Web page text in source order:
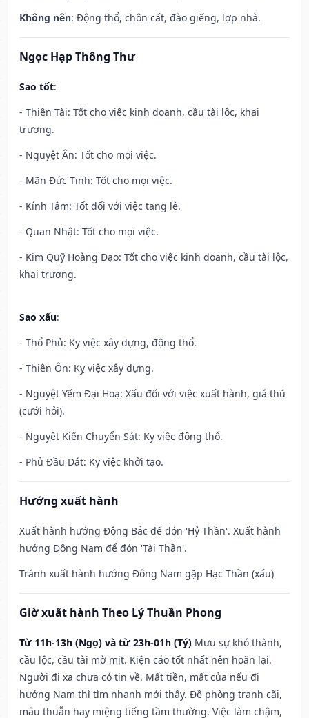
Không nên: Động thổ, chôn cất, đào giếng, lợp nhà.
Ngọc Hạp Thông Thư
Sao tốt:
- Thiên Tài: Tốt cho việc kinh doanh, cầu tài lộc, khai
trương.
- Nguyệt Ân: Tốt cho mọi việc.
- Mãn Đức Tinh: Tốt cho mọi việc.
- Kính Tâm: Tốt đối với việc tang lễ.
- Quan Nhật: Tốt cho mọi việc.
- Kim Quỹ Hoàng Đạo: Tốt cho việc kinh doanh, cầu tài lộc,
khai trương.
Sao xấu:
- Thổ Phủ: Kỵ việc xây dựng, động thổ.
- Thiên Ôn: Kỵ việc xây dựng.
- Nguyệt Yếm Đại Hoạ: Xấu đối với việc xuất hành, giá thú
(cưới hỏi).
- Nguyệt Kiến Chuyển Sát: Kỵ việc động thổ.
- Phủ Đầu Dát: Kỵ việc khởi tạo.
Hướng xuất hành
Xuất hành hướng Đông Bắc để đón 'Hỷ Thần'. Xuất hành
hướng Đông Nam để đón 'Tài Thần'.
Tránh xuất hành hướng Đông Nam gặp Hạc Thần (xấu)
Giờ xuất hành Theo Lý Thuần Phong
Từ 11h-13h (Ngọ) và từ 23h-01h (Tý) Mưu sự khó thành,
cầu lộc, cầu tài mờ mịt. Kiện cáo tốt nhất nên hoãn lại.
Người đi xa chưa có tin về. Mất tiền, mất của nếu đi
hướng Nam thì tìm nhanh mới thấy. Đề phòng tranh cãi,
mâu thuẫn hay miệng tiếng tầm thường. Việc làm chậm,